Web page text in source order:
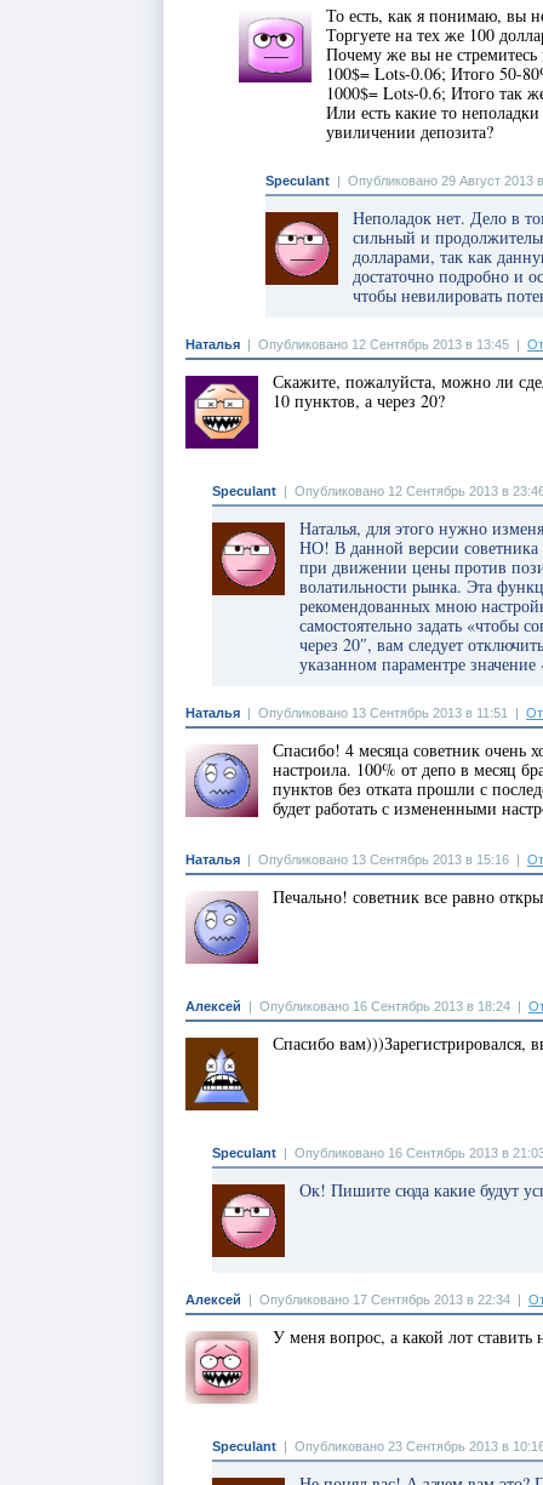
То есть, как я понимаю, вы
Торгуете на тех же 100
Почему же вы не
100$= Lots-0.06; Итого 50-
1000$= Lots-0.6; Итого так
Или есть какие то
увиличении депозита?
Speculant | Опубликовано 29 Август 2013
Неполадок нет. Дело в
сильный и
долларами, так как
достаточно подробно и
чтобы невилировать
Наталья | Опубликовано 12 Сентябрь 2013 в 13:45 |
Скажите, пожалуйста, можно ли
10 пунктов, а через 20?
Speculant | Опубликовано 12 Сентябрь 2013 в
Наталья, для этого нужно
НО! В данной версии советника
при движении цены против
волатильности рынка. Эта
рекомендованных мною
самостоятельно задать «чтобы
через 20″, вам следует
указанном параментре
Наталья | Опубликовано 13 Сентябрь 2013 в 11:51 |
Спасибо! 4 месяца советник очень
настроила. 100% от депо в месяц
пунктов без отката прошли с
будет работать с измененными
Наталья | Опубликовано 13 Сентябрь 2013 в 15:16 |
Печально! советник все равно
Алексей | Опубликовано 16 Сентябрь 2013 в 18:24 |
Спасибо вам)))Зарегистрировался,
Speculant | Опубликовано 16 Сентябрь 2013 в
Ок! Пишите сюда какие будут
Алексей | Опубликовано 17 Сентябрь 2013 в 22:34 |
У меня вопрос, а какой лот
Speculant | Опубликовано 23 Сентябрь 2013 в